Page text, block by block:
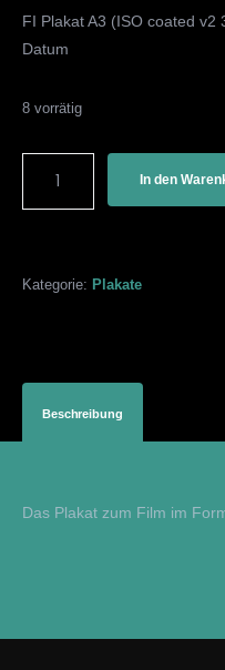
FI Plakat A3 (ISO coated v2
Datum
8 vorrätig
In den
Kategorie: Plakate
Beschreibung
Das Plakat zum Film im